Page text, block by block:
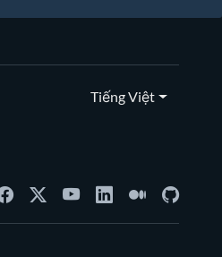
Tiếng Việt